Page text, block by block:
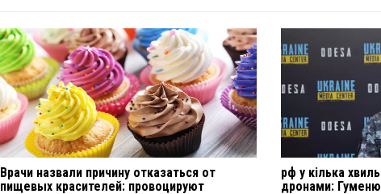
Врачи назвали причину отказаться от
пищевых красителей: провоцируют
рф у кілька
дронами: